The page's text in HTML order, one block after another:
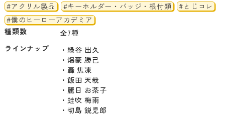
#アクリル製品 #キーホルダー・バッジ・根付類
#とじコレ
#僕のヒーローアカデミア
種類数
全7種
ラインナップ
・緑谷 出久
・爆豪 勝己
・轟 焦凍
・飯田 天哉
・麗日 お茶子
・蛙吹 梅雨